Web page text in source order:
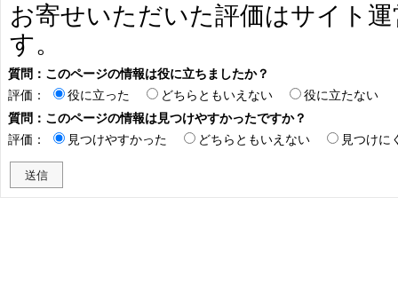
お寄せいただいた評価はサイト
す。
質問：このページの情報は役に立ちましたか？
評価：
役に立った どちらともいえない
役に立たない
質問：このページの情報は見つけやすかったですか？
評価：
見つけやすかった どちらともいえない 見つけに